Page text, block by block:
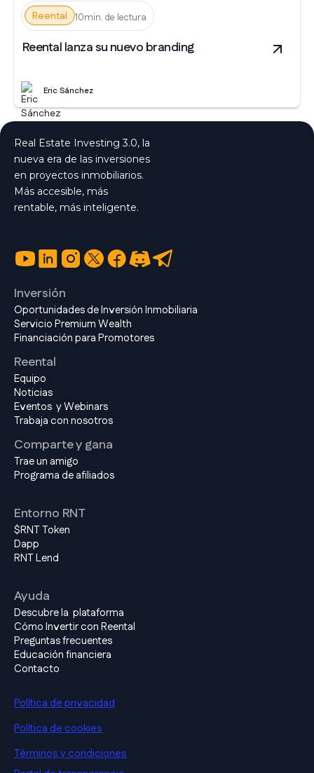
Reental 10min. de lectura
Reental lanza su nuevo branding
Eric Sánchez
Real Estate Investing 3.0, la
nueva era de las inversiones
en proyectos inmobiliarios.
Más accesible, más
rentable, más inteligente.
Inversión
Oportunidades de Inversión Inmobiliaria
Servicio Premium Wealth
Financiación para Promotores
Reental
Equipo
Noticias
Eventos y Webinars
Trabaja con nosotros
Comparte y gana
Trae un amigo
Programa de afiliados
Entorno RNT
$RNT Token
Dapp
RNT Lend
Ayuda
Descubre la plataforma
Cómo Invertir con Reental
Preguntas frecuentes
Educación financiera
Contacto
Política de privacidad
Política de cookies
Términos y condiciones